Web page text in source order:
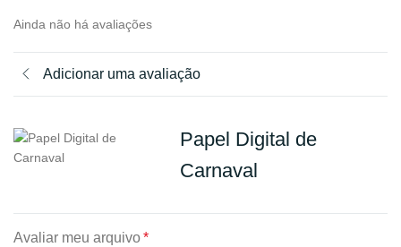
Ainda não há avaliações
Adicionar uma avaliação
Papel Digital de
Carnaval
Avaliar meu arquivo*